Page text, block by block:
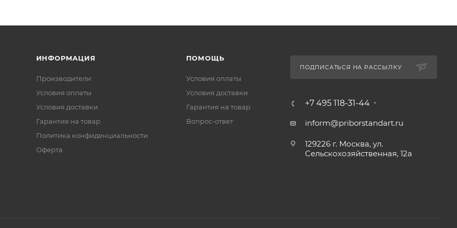
ИНФОРМАЦИЯ
Производители
Условия оплаты
Условия доставки
Гарантия на товар
Политика конфиденциальности
Оферта
ПОМОЩЬ
Условия оплаты
Условия доставки
Гарантия на товар
Вопрос-ответ
ПОДПИСАТЬСЯ НА РАССЫЛКУ
+7 495 118-31-44
inform@priborstandart.ru
129226 г. Москва, ул.
Сельскохозяйственная, 12а